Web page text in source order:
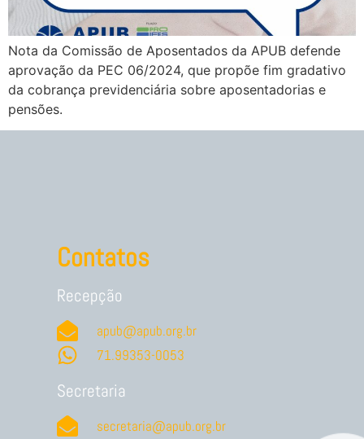
Nota da Comissão de Aposentados da APUB defende
aprovação da PEC 06/2024, que propõe fim gradativo
da cobrança previdenciária sobre aposentadorias e
pensões.
Contatos
Recepção
apub@apub.org.br
71.99353-0053
Secretaria
secretaria@apub.org.br